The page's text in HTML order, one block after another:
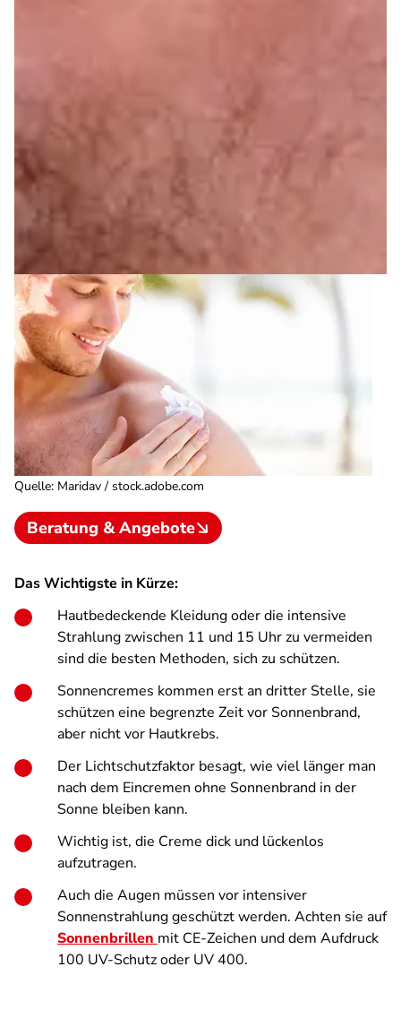
Quelle: Maridav / stock.adobe.com
Beratung & Angebote
Das Wichtigste in Kürze:
Hautbedeckende Kleidung oder die intensive
Strahlung zwischen 11 und 15 Uhr zu vermeiden
sind die besten Methoden, sich zu schützen.
Sonnencremes kommen erst an dritter Stelle, sie
schützen eine begrenzte Zeit vor Sonnenbrand,
aber nicht vor Hautkrebs.
Der Lichtschutzfaktor besagt, wie viel länger man
nach dem Eincremen ohne Sonnenbrand in der
Sonne bleiben kann.
Wichtig ist, die Creme dick und lückenlos
aufzutragen.
Auch die Augen müssen vor intensiver
Sonnenstrahlung geschützt werden. Achten sie auf
Sonnenbrillen mit CE-Zeichen und dem Aufdruck
100 UV-Schutz oder UV 400.